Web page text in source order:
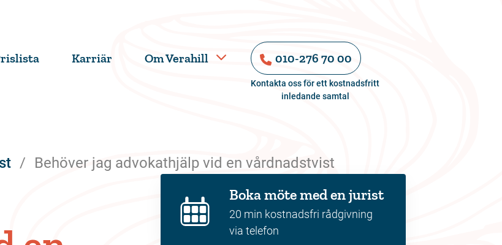
Karriär Om Verahill 010-276 70 00
Kontakta oss för ett kostnadsfritt
inledande samtal
Behöver jag advokathjälp vid en vårdnadstvist
Boka möte med en jurist
20 min kostnadsfri rådgivning
via telefon